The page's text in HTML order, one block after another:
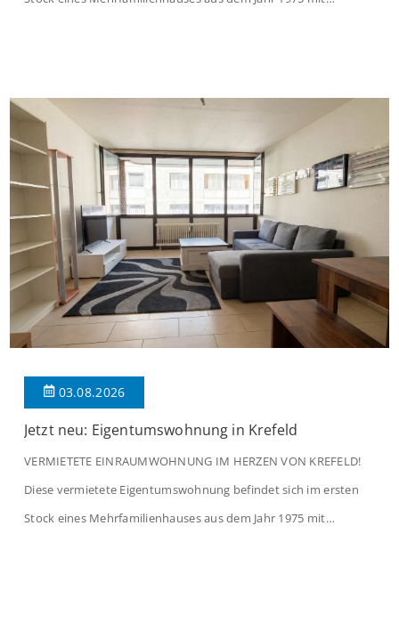
praktischen Diele, welche ausreichend Platz für eine […]
03.08.2026
Jetzt neu: Eigentumswohnung in Krefeld
VERMIETETE EINRAUMWOHNUNG IM HERZEN VON KREFELD!
Diese vermietete Eigentumswohnung befindet sich im ersten
Stock eines Mehrfamilienhauses aus dem Jahr 1975 mit